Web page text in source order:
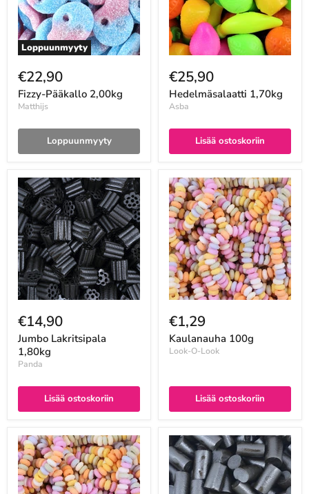
Loppuunmyyty
€22,90
Fizzy-Pääkallo 2,00kg
Matthijs
Loppuunmyyty
€25,90
Hedelmäsalaatti 1,70kg
Asba
Lisää ostoskoriin
€14,90
Jumbo Lakritsipala
1,80kg
Panda
Lisää ostoskoriin
€1,29
Kaulanauha 100g
Look-O-Look
Lisää ostoskoriin